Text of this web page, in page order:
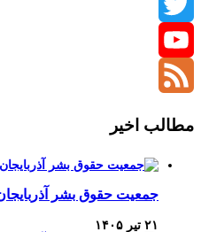
Instagram
Twitter
YouTube
مطالب اخیر
جمعیت حقوق بشر
۲۱ تیر ۱۴۰۵